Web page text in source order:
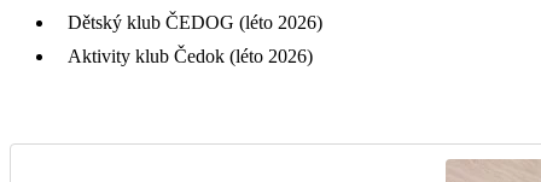
Dětský klub ČEDOG (léto 2026)
Aktivity klub Čedok (léto 2026)